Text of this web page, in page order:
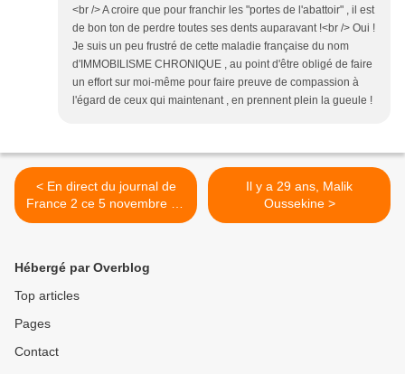
<br /> A croire que pour franchir les "portes de l'abattoir" , il est
de bon ton de perdre toutes ses dents auparavant !<br /> Oui !
Je suis un peu frustré de cette maladie française du nom
d'IMMOBILISME CHRONIQUE , au point d'être obligé de faire
un effort sur moi-même pour faire preuve de compassion à
l'égard de ceux qui maintenant , en prennent plein la gueule !
< En direct du journal de
France 2 ce 5 novembre au
matin
Il y a 29 ans, Malik
Oussekine >
Hébergé par Overblog
Top articles
Pages
Contact